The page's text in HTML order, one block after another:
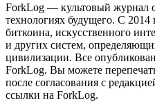
ForkLog — культовый журнал
технологиях будущего. С 2014
биткоина, искусственного
и других систем,
цивилизации. Все
ForkLog. Вы можете
после согласования с
ссылки на ForkLog.